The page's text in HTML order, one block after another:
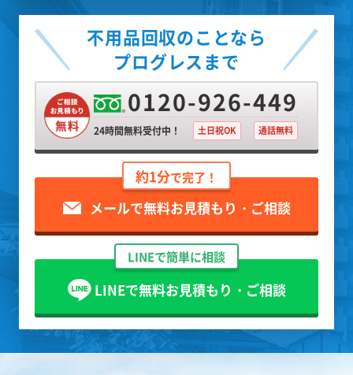
不用品回収のことなら
プログレスまで
0120-926-449
24時間無料受付中！ 土日祝OK 通話無料
約1分で完了！
メールで無料お見積もり・ご相談
LINEで簡単に相談
LINEで無料お見積もり・ご相談